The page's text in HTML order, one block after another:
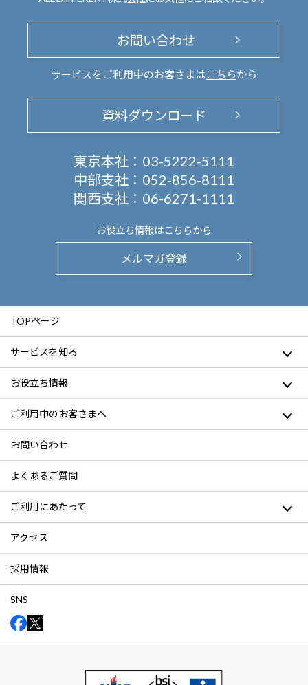
お問い合わせ
サービスをご利用中のお客さまは こちらから
資料ダウンロード
東京本社： 03-5222-5111
中部支社： 052-856-8111
関西支社： 06-6271-1111
お役立ち情報はこちらから
メルマガ登録
TOPページ
サービスを知る
お役立ち情報
ご利用中のお客さまへ
お問い合わせ
よくあるご質問
ご利用にあたって
アクセス
採用情報
SNS